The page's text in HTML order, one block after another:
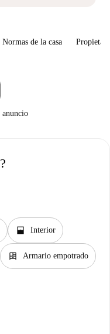
Normas de la casa
anuncio
window_open Interior
dresser Armario empotrado